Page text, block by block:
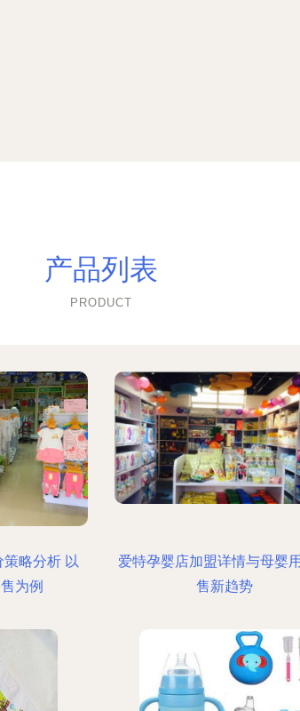
产品列表
PRODUCT
略分析 以
为例
爱特孕婴店加盟详情与母婴
售新趋势